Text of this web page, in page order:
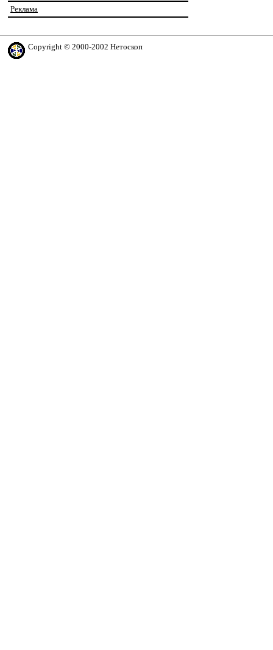
Реклама
Copyright © 2000-2002 Нетоскоп